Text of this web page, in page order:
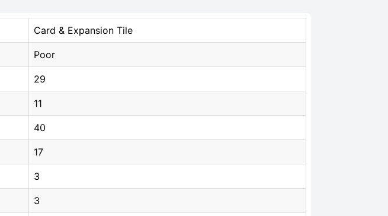
Card & Expansion Tile
Poor
29
11
40
17
3
3